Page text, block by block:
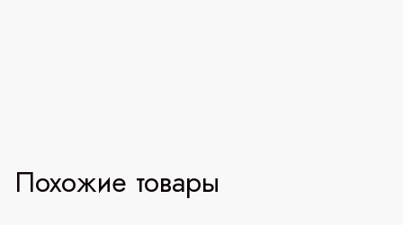
Похожие товары